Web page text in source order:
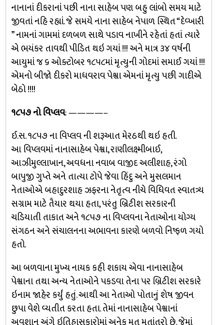
નાનાનાં દીકરાનાં પછી નાના સાહેબ પણ બહુ લાંબો સમય માટે
જીવતાં નહિ રહ્યાં. જે સમયે નાના સાહેબ નેપાળ સ્થિત “દેવ્ખારી
” નામનાં ગામમાં દળબળ સાથે પડાવ નાખીને રહેતાં હતાં ત્યારે
એ ભયંકર તાવથી પીડિત થઇ ગયાં !!! અને માત્ર ૩૪ વર્ષની
આયુમાં જ ૬ ઓક્ટોબર ૧૮૫૮માં મૃત્યુની ગોદમાં સમાઈ ગયાં !!!
એમનો બીજો દીકરો માધવરાવ પેશ્વા એમનાં મૃત્યુ પછી ગાદીએ
બેઠો !!!!
૧૮૫૭ નો વિપ્લવ: ————–
ઈ.સ. ૧૮૫૭ ના વિપ્લવ ની શરૂઆત મેરઠથી થઇ હતી.
આ વિપ્લવમાં નાનાસાહેબ પેશ્વા, રાણીલક્ષ્મીબાઈ,
આઝીમુલ્લાખાન, અવધના નવાબ વાજીદ અલીશાહ, રંગો
બાપુજી ગુપ્તે અને તાત્યા ટોપે જેવા હિંદુ અને મુસલમાન
નેતાઓએ બહાદુરશાહ ઝફરના નેતૃત્વ નીચે વિધિવત સ્વાતત્ર્ય
સગ્રામ માટે તૈયાર થયા હતા, પરંતુ બ્રિટીશ સરકારની
ચડિયાતી તાકાત અને ૧૮૫૭ ના વિપ્લવના નેતાઓના યોગ્ય
સંગઠન અને સંચાલનના અભાવના કારણે બળવો નિષ્ફળ ગયો
હતો.
આ બળવાના મુખ્ય નાયક કહી શકાય એવા નાનાસાહેબ
પેશ્વાના તથા અન્ય નેતાઓને પકડવા તેના પર બ્રિટીશ સરકારે
ઇનામ જાહેર કર્યું હતું. આથી આ નેતાઓ પોતાનું શેષ જીવન
છુપા વેશે વ્યતીત કરતા હતા. તેમાં નાનાસાહેબ પેશ્વાનાં